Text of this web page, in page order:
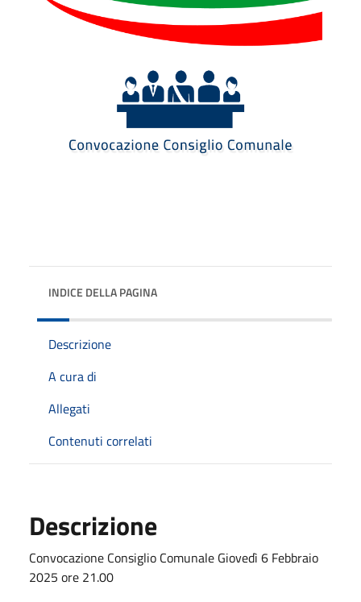
INDICE DELLA PAGINA
Descrizione
A cura di
Allegati
Contenuti correlati
Descrizione
Convocazione Consiglio Comunale Giovedì 6 Febbraio
2025 ore 21.00